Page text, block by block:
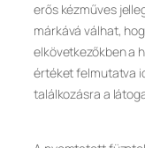
erős kézműves
márkává válhat,
elkövetkezőkben a
értéket felmutatva
találkozásra a